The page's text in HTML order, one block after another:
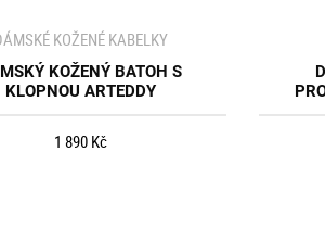
KOŽENÉ KABELKY
KOŽENÝ BATOH S
KLOPNOU ARTEDDY
1 890 Kč